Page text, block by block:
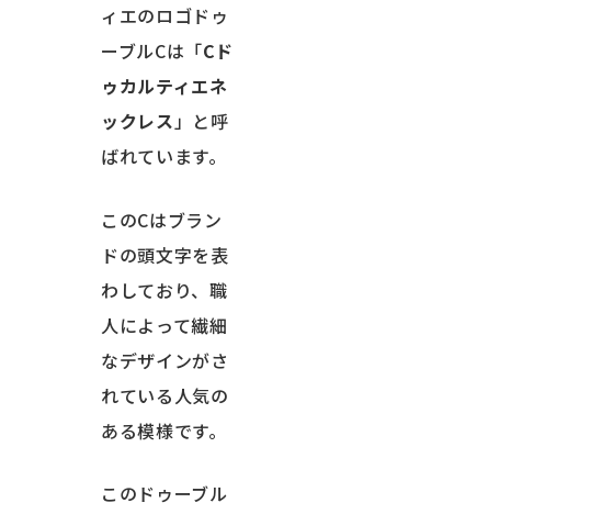
ィエのロゴドゥ
ーブルCは「Cド
ゥカルティエネ
ックレス」と呼
ばれています。
このCはブラン
ドの頭文字を表
わしており、職
人によって繊細
なデザインがさ
れている人気の
ある模様です。
このドゥーブル